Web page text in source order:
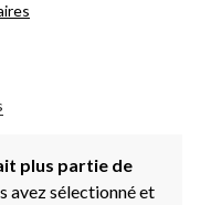
plus partie de
avez sélectionné et